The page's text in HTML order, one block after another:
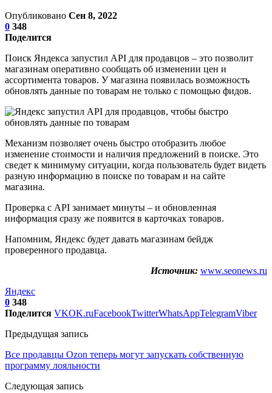
Опубликовано Сен 8, 2022
0 348
Поделится
Поиск Яндекса запустил API для продавцов – это позволит
магазинам оперативно сообщать об изменении цен и
ассортимента товаров. У магазина появилась возможность
обновлять данные по товарам не только с помощью фидов.
Механизм позволяет очень быстро отобразить любое
изменение стоимости и наличия предложений в поиске. Это
сведет к минимуму ситуации, когда пользователь будет видеть
разную информацию в поиске по товарам и на сайте
магазина.
Проверка с API занимает минуты – и обновленная
информация сразу же появится в карточках товаров.
Напомним, Яндекс будет давать магазинам бейдж
проверенного продавца.
Источник: www.seonews.ru
Яндекс
0 348
Поделится VKOK.ruFacebookTwitterWhatsAppTelegramViber
Предыдущая запись
Все продавцы Ozon теперь могут запускать собственную
программу лояльности
Следующая запись